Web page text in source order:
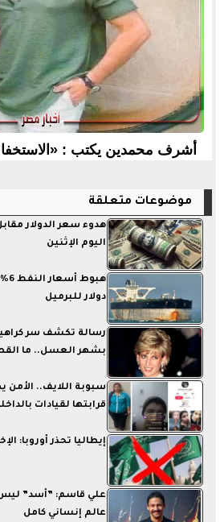
أشرف محمدين يكتب : «الاستخفاف
موضوعات متعلقة
هدوء سعر الدولار
اليوم الإثنين
دولار للبرميل
رسالة تكشف سر
بشهر العسل.. ما
سبوبة اللايف..
قرابتها لقيادات
إيطاليا تحذر أوروبا:
علي قاسم: ”أسد”
عالم إنساني كامل